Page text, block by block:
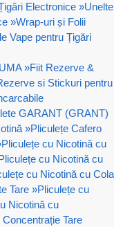
Electronice »Unelte
»Wrap-uri și Folii
Vape pentru Țigări
»Fiit Rezerve &
si Stickuri pentru
GARANT (GRANT)
»Pliculețe Cafero
Pliculețe cu Nicotină cu
cu Nicotină cu
cu Nicotină cu Cola
Tare »Pliculețe cu
Nicotină cu
Tare